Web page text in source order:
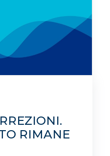
RIMANE